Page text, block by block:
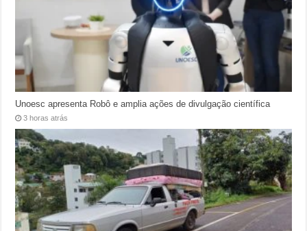
Unoesc apresenta Robô e amplia ações de divulgação científica
3 horas atrás